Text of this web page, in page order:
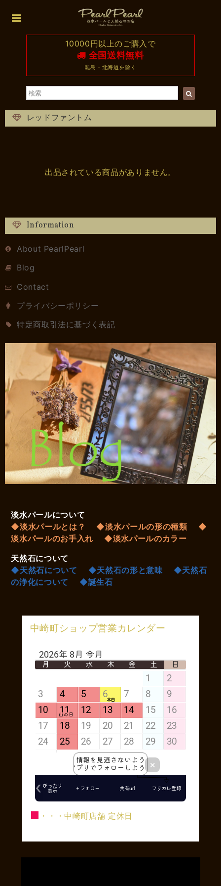
10000円以上のご購入で
全国送料無料
離島・北海道を除く
レッドファントム
出品されている商品がありません。
Information
About PearlPearl
Blog
Contact
プライバシーポリシー
特定商取引法に基づく表記
淡水パールについて
◆淡水パールとは？
◆淡水パールの形の種類
◆
淡水パールのお手入れ
◆淡水パールのカラー
天然石について
◆天然石について
◆天然石の形と意味
◆天然石
の浄化について
◆誕生石
中崎町ショップ営業カレンダー
■ ・・・中崎町店舗 定休日